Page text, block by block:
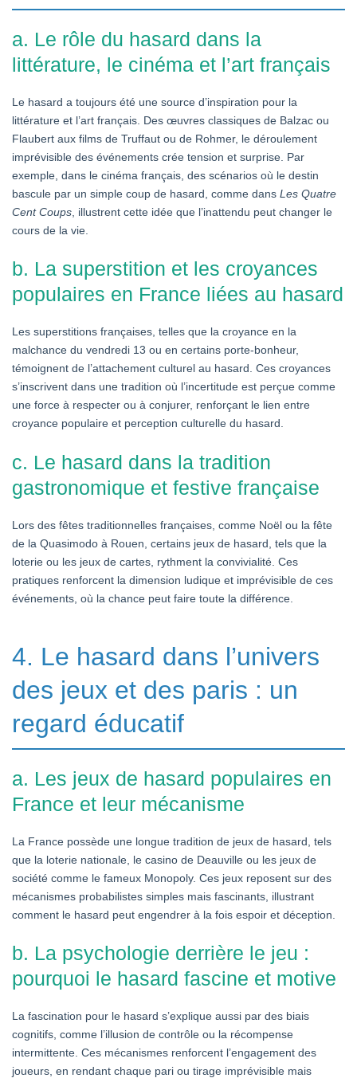
a. Le rôle du hasard dans la
littérature, le cinéma et l’art français
Le hasard a toujours été une source d’inspiration pour la
littérature et l’art français. Des œuvres classiques de Balzac ou
Flaubert aux films de Truffaut ou de Rohmer, le déroulement
imprévisible des événements crée tension et surprise. Par
exemple, dans le cinéma français, des scénarios où le destin
bascule par un simple coup de hasard, comme dans Les Quatre
Cent Coups , illustrent cette idée que l’inattendu peut changer le
cours de la vie.
b. La superstition et les croyances
populaires en France liées au hasard
Les superstitions françaises, telles que la croyance en la
malchance du vendredi 13 ou en certains porte-bonheur,
témoignent de l’attachement culturel au hasard. Ces croyances
s’inscrivent dans une tradition où l’incertitude est perçue comme
une force à respecter ou à conjurer, renforçant le lien entre
croyance populaire et perception culturelle du hasard.
c. Le hasard dans la tradition
gastronomique et festive française
Lors des fêtes traditionnelles françaises, comme Noël ou la fête
de la Quasimodo à Rouen, certains jeux de hasard, tels que la
loterie ou les jeux de cartes, rythment la convivialité. Ces
pratiques renforcent la dimension ludique et imprévisible de ces
événements, où la chance peut faire toute la différence.
4. Le hasard dans l’univers
des jeux et des paris : un
regard éducatif
a. Les jeux de hasard populaires en
France et leur mécanisme
La France possède une longue tradition de jeux de hasard, tels
que la loterie nationale, le casino de Deauville ou les jeux de
société comme le fameux Monopoly. Ces jeux reposent sur des
mécanismes probabilistes simples mais fascinants, illustrant
comment le hasard peut engendrer à la fois espoir et déception.
b. La psychologie derrière le jeu :
pourquoi le hasard fascine et motive
La fascination pour le hasard s’explique aussi par des biais
cognitifs, comme l’illusion de contrôle ou la récompense
intermittente. Ces mécanismes renforcent l’engagement des
joueurs, en rendant chaque pari ou tirage imprévisible mais